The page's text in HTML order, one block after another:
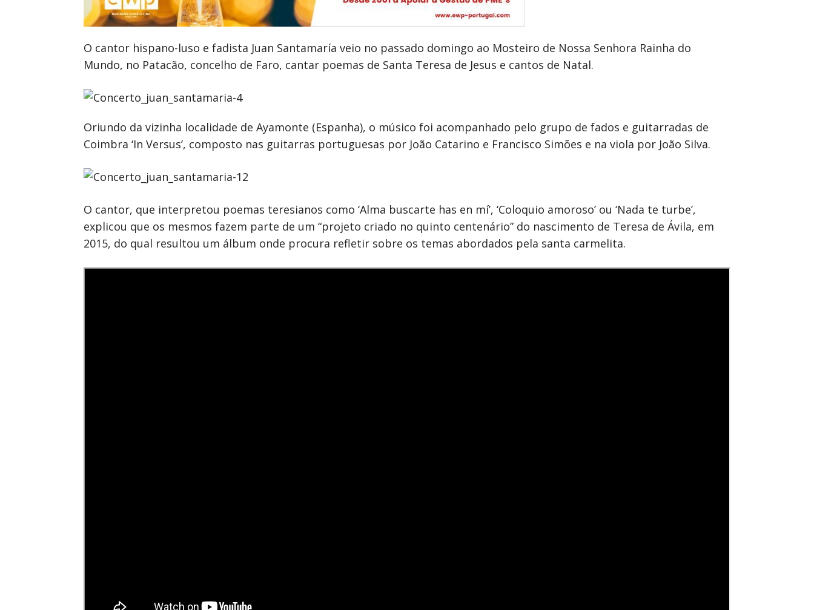
O cantor hispano-luso e fadista Juan Santamaría veio no passado domingo ao Mosteiro de Nossa Senhora Rainha do
Mundo, no Patacão, concelho de Faro, cantar poemas de Santa Teresa de Jesus e cantos de Natal.
Oriundo da vizinha localidade de Ayamonte (Espanha), o músico foi acompanhado pelo grupo de fados e guitarradas de
Coimbra ‘In Versus’, composto nas guitarras portuguesas por João Catarino e Francisco Simões e na viola por João Silva.
O cantor, que interpretou poemas teresianos como ‘Alma buscarte has en mí’, ‘Coloquio amoroso’ ou ‘Nada te turbe’,
explicou que os mesmos fazem parte de um “projeto criado no quinto centenário” do nascimento de Teresa de Ávila, em
2015, do qual resultou um álbum onde procura refletir sobre os temas abordados pela santa carmelita.